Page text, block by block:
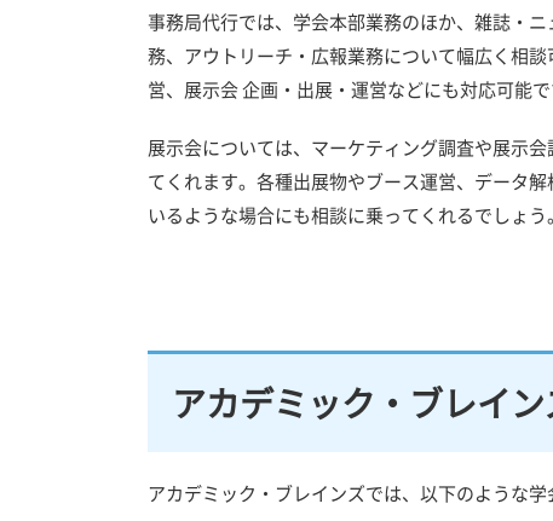
事務局代行では、学会本部業務のほか、雑誌・
務、アウトリーチ・広報業務について幅広く相
営、展示会 企画・出展・運営などにも対応可能で
展示会については、マーケティング調査や展示
てくれます。各種出展物やブース運営、データ
いるような場合にも相談に乗ってくれるでしょう。
アカデミック・ブレイ
アカデミック・ブレインズでは、以下のような学